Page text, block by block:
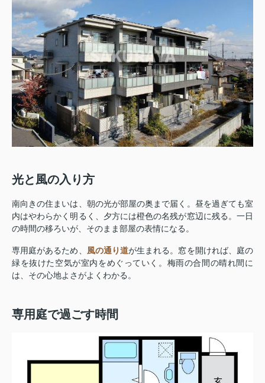
光と風の入り方
南向きの住まいは、朝の光が部屋の奥まで届く。昼を過ぎても室
内はやわらかく明るく、夕方には橙色の名残が窓辺に残る。一日
の時間の移ろいが、そのまま部屋の表情になる。
専用庭があるため、 風の通り道が生まれる。窓を開ければ、庭の
緑を抜けた空気が室内をめぐっていく。梅雨の合間の晴れ間に
は、その心地よさがよくわかる。
専用庭で過ごす時間